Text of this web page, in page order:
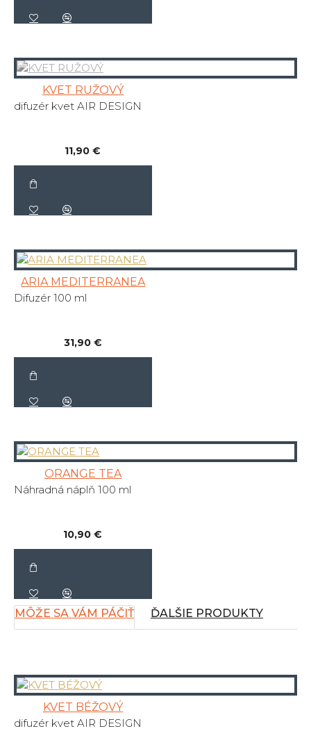
KVET RUŽOVÝ
difuzér kvet AIR DESIGN
11,90 €
ARIA MEDITERRANEA
Difuzér 100 ml
31,90 €
ORANGE TEA
Náhradná náplň 100 ml
10,90 €
MÔŽE SA VÁM PÁČIŤ ĎALŠIE PRODUKTY
KVET BÉŽOVÝ
difuzér kvet AIR DESIGN